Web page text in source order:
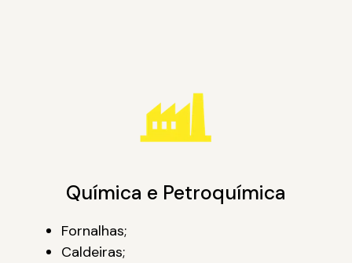
Química e Petroquímica
Fornalhas;
Caldeiras;